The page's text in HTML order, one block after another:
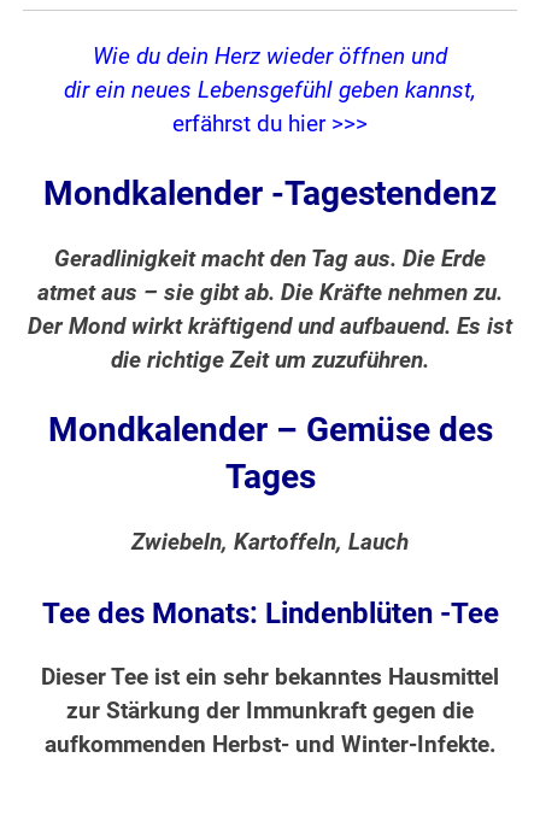
Wie du dein Herz wieder öffnen und
dir ein neues Lebensgefühl geben kannst,
erfährst du hier >>>
Mondkalender -Tagestendenz
Geradlinigkeit macht den Tag aus. Die Erde
atmet aus – sie gibt ab. Die Kräfte nehmen zu.
Der Mond wirkt kräftigend und aufbauend. Es ist
die richtige Zeit um zuzuführen.
Mondkalender – Gemüse des
Tages
Zwiebeln, Kartoffeln, Lauch
Tee des Monats: Lindenblüten -Tee
Dieser Tee ist ein sehr bekanntes Hausmittel
zur Stärkung der Immunkraft gegen die
aufkommenden Herbst- und Winter-Infekte.